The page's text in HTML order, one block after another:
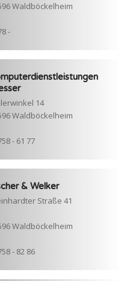
Waldböckelheim
-
14
Waldböckelheim
- 61 77
& Welker
Straße 41
Waldböckelheim
- 82 86